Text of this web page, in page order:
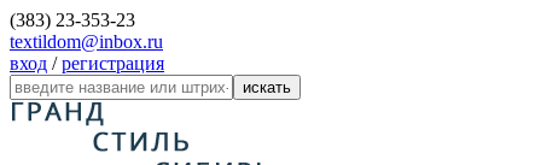
(383) 23-353-23
textildom@inbox.ru
вход /регистрация
искать